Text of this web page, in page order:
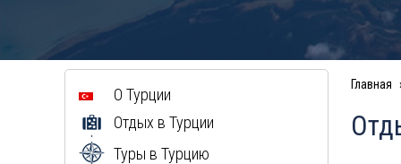
Главная
О Турции
Отдых в Турции
Туры в Турцию